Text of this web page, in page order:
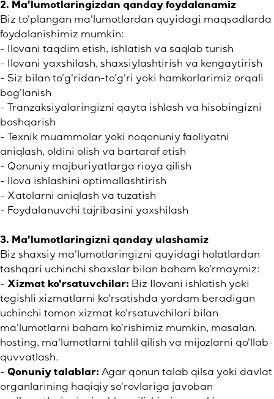
2. Ma'lumotlaringizdan qanday foydalanamiz
Biz to'plangan ma'lumotlardan quyidagi maqsadlarda
foydalanishimiz mumkin:
- Ilovani taqdim etish, ishlatish va saqlab turish
- Ilovani yaxshilash, shaxsiylashtirish va kengaytirish
- Siz bilan to'g'ridan-to'g'ri yoki hamkorlarimiz orqali
bog'lanish
- Tranzaksiyalaringizni qayta ishlash va hisobingizni
boshqarish
- Texnik muammolar yoki noqonuniy faoliyatni
aniqlash, oldini olish va bartaraf etish
- Qonuniy majburiyatlarga rioya qilish
- Ilova ishlashini optimallashtirish
- Xatolarni aniqlash va tuzatish
- Foydalanuvchi tajribasini yaxshilash
3. Ma'lumotlaringizni qanday ulashamiz
Biz shaxsiy ma'lumotlaringizni quyidagi holatlardan
tashqari uchinchi shaxslar bilan baham ko'rmaymiz:
- Xizmat ko'rsatuvchilar: Biz Ilovani ishlatish yoki
tegishli xizmatlarni ko'rsatishda yordam beradigan
uchinchi tomon xizmat ko'rsatuvchilari bilan
ma'lumotlarni baham ko'rishimiz mumkin, masalan,
hosting, ma'lumotlarni tahlil qilish va mijozlarni qo'llab-
quvvatlash.
- Qonuniy talablar: Agar qonun talab qilsa yoki davlat
organlarining haqiqiy so'rovlariga javoban